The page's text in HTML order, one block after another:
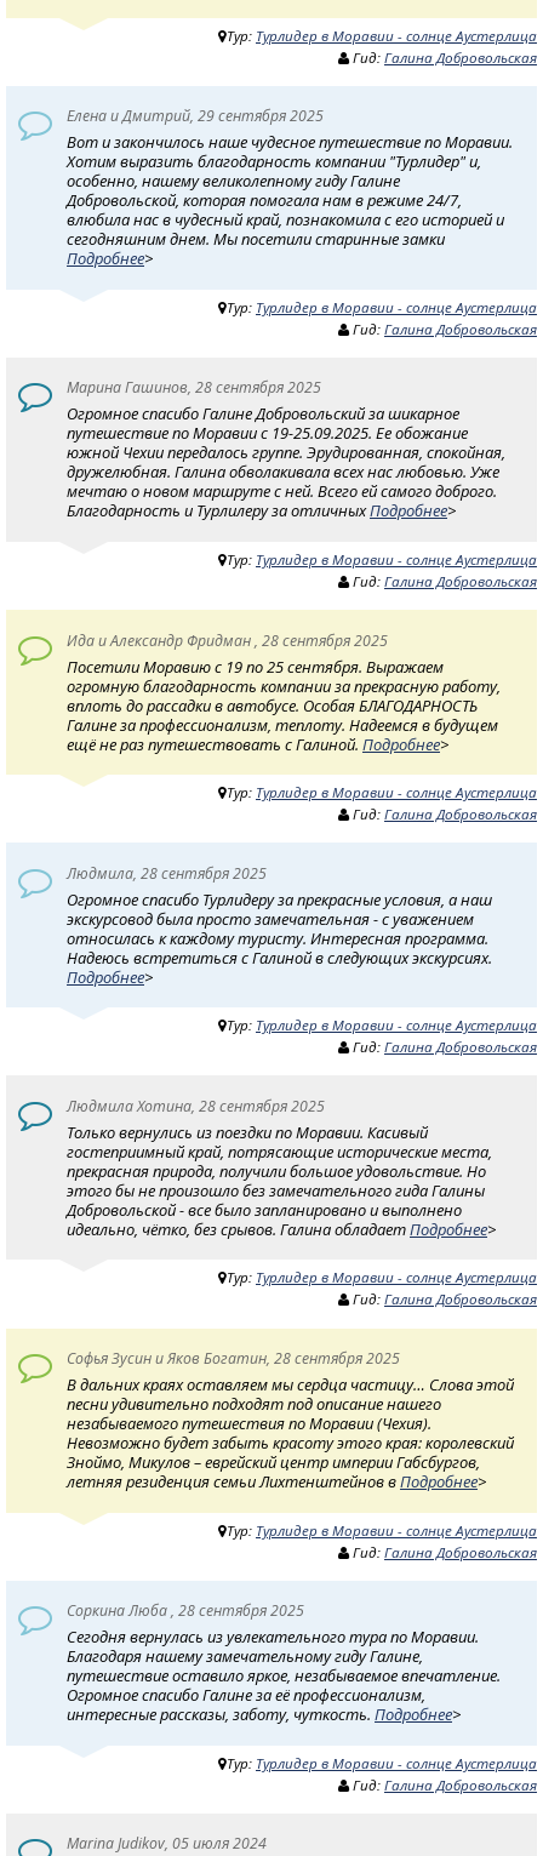
Тур: Турлидер в Моравии - солнце Аустерлица
Гид: Галина Добровольская
Елена и Дмитрий, 29 сентября 2025
Вот и закончилось наше чудесное путешествие по Моравии.
Хотим выразить благодарность компании "Турлидер" и,
особенно, нашему великолепному гиду Галине
Добровольской, которая помогала нам в режиме 24/7,
влюбила нас в чудесный край, познакомила с его историей и
сегодняшним днем. Мы посетили старинные замки
Подробнее>
Тур: Турлидер в Моравии - солнце Аустерлица
Гид: Галина Добровольская
Марина Гашинов, 28 сентября 2025
Огромное спасибо Галине Добровольский за шикарное
путешествие по Моравии с 19-25.09.2025. Ее обожание
южной Чехии передалось группе. Эрудированная, спокойная,
дружелюбная. Галина обволакивала всех нас любовью. Уже
мечтаю о новом маршруте с ней. Всего ей самого доброго.
Благодарность и Турлилеру за отличныхПодробнее>
Тур: Турлидер в Моравии - солнце Аустерлица
Гид: Галина Добровольская
Ида и Александр Фридман , 28 сентября 2025
Посетили Моравию с 19 по 25 сентября. Выражаем
огромную благодарность компании за прекрасную работу,
вплоть до рассадки в автобусе. Особая БЛАГОДАРНОСТЬ
Галине за профессионализм, теплоту. Надеемся в будущем
ещё не раз путешествовать с Галиной. Подробнее>
Тур: Турлидер в Моравии - солнце Аустерлица
Гид: Галина Добровольская
Людмила, 28 сентября 2025
Огромное спасибо Турлидеру за прекрасные условия, а наш
экскурсовод была просто замечательная - с уважением
относилась к каждому туристу. Интересная программа.
Надеюсь встретиться с Галиной в следующих экскурсиях.
Подробнее>
Тур: Турлидер в Моравии - солнце Аустерлица
Гид: Галина Добровольская
Людмила Хотина, 28 сентября 2025
Только вернулись из поездки по Моравии. Касивый
гостеприимный край, потрясающие исторические места,
прекрасная природа, получили большое удовольствие. Но
этого бы не произошло без замечательного гида Галины
Добровольской - все было запланировано и выполнено
идеально, чётко, без срывов. Галина обладаетПодробнее>
Тур: Турлидер в Моравии - солнце Аустерлица
Гид: Галина Добровольская
Софья Зусин и Яков Богатин, 28 сентября 2025
В дальних краях оставляем мы сердца частицу… Слова этой
песни удивительно подходят под описание нашего
незабываемого путешествия по Моравии (Чехия).
Невозможно будет забыть красоту этого края: королевский
Зноймо, Микулов – еврейский центр империи Габсбургов,
летняя резиденция семьи Лихтенштейнов вПодробнее>
Тур: Турлидер в Моравии - солнце Аустерлица
Гид: Галина Добровольская
Соркина Люба , 28 сентября 2025
Сегодня вернулась из увлекательного тура по Моравии.
Благодаря нашему замечательному гиду Галине,
путешествие оставило яркое, незабываемое впечатление.
Огромное спасибо Галине за её профессионализм,
интересные рассказы, заботу, чуткость. Подробнее>
Тур: Турлидер в Моравии - солнце Аустерлица
Гид: Галина Добровольская
Marina Judikov, 05 июля 2024